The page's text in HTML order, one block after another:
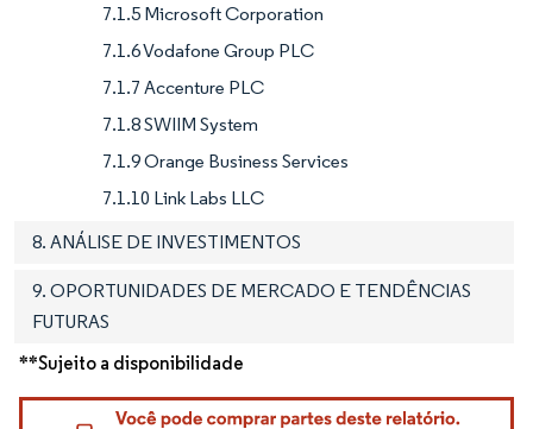
7.1.5 Microsoft Corporation
7.1.6 Vodafone Group PLC
7.1.7 Accenture PLC
7.1.8 SWIIM System
7.1.9 Orange Business Services
7.1.10 Link Labs LLC
8. ANÁLISE DE INVESTIMENTOS
9. OPORTUNIDADES DE MERCADO E TENDÊNCIAS
FUTURAS
**Sujeito a disponibilidade